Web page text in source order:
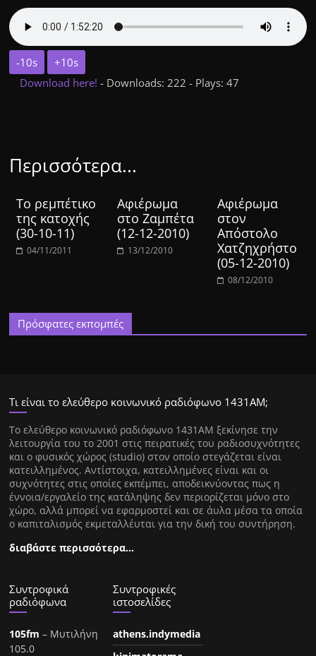
-10s
+10s
Download here!- Downloads: 222 - Plays: 47
Περισσότερα...
Το ρεμπέτικο
της κατοχής
(30-10-11)
04/11/2011
Αφιέρωμα
στο Ζαμπέτα
(12-12-2010)
13/12/2010
Αφιέρωμα
στον
Απόστολο
Χατζηχρήστο
(05-12-2010)
08/12/2010
Πρόσφατες εκπομπές
Τι είναι το ελεύθερο κοινωνικό ραδιόφωνο 1431ΑΜ;
Tο ελεύθερο κοινωνικό ραδιόφωνο 1431AM ξεκίνησε την
λειτουργία του το 2001 στις πειρατικές του ραδιοσυχνότητες
και ο φυσικός χώρος (studio) στον οποίο στεγάζεται είναι
κατειλλημένος. Αντίστοιχα, κατειλλημένες είναι και οι
συχνότητες στις οποίες εκπέμπει, αποδεικνύοντας πως η
έννοια/εργαλείο της κατάληψης δεν περιορίζεται μόνο στο
χώρο, αλλά μπορεί να εφαρμοστεί και σε άυλα μέσα τα οποία
ο καπιταλισμός εκμεταλλέυται για την δική του συντήρηση.
διαβάστε περισσότερα…
Συντροφικά
ραδιόφωνα
105fm – Μυτιλήνη
105.0
Συντροφικές
ιστοσελίδες
athens.indymedia